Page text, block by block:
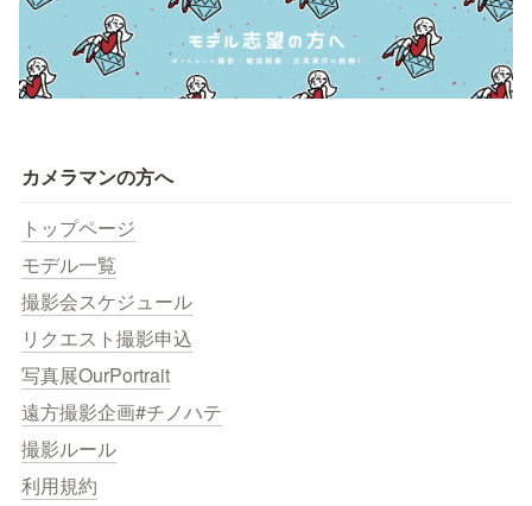
カメラマンの方へ
トップページ
モデル一覧
撮影会スケジュール
リクエスト撮影申込
写真展OurPortrait
遠方撮影企画#チノハテ
撮影ルール
利用規約